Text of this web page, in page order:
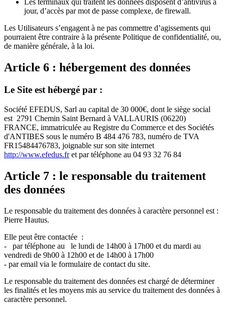
Les terminaux qui traitent les données disposent d’antivirus à
jour, d’accès par mot de passe complexe, de firewall.
Les Utilisateurs s’engagent à ne pas commettre d’agissements qui
pourraient être contraire à la présente Politique de confidentialité, ou,
de manière générale, à la loi.
Article 6 : hébergement des données
Le Site est hébergé par :
Société EFEDUS, Sarl au capital de 30 000€, dont le siège social
est 2791 Chemin Saint Bernard à VALLAURIS (06220)
FRANCE, immatriculée au Registre du Commerce et des Sociétés
d'ANTIBES sous le numéro B 484 476 783, numéro de TVA
FR15484476783, joignable sur son site internet
http://www.efedus.fret par téléphone au 04 93 32 76 84
Article 7 : le responsable du traitement
des données
Le responsable du traitement des données à caractère personnel est :
Pierre Hautus.
Elle peut être contactée :
- par téléphone au le lundi de 14h00 à 17h00 et du mardi au
vendredi de 9h00 à 12h00 et de 14h00 à 17h00
- par email via le formulaire de contact du site.
Le responsable du traitement des données est chargé de déterminer
les finalités et les moyens mis au service du traitement des données à
caractère personnel.